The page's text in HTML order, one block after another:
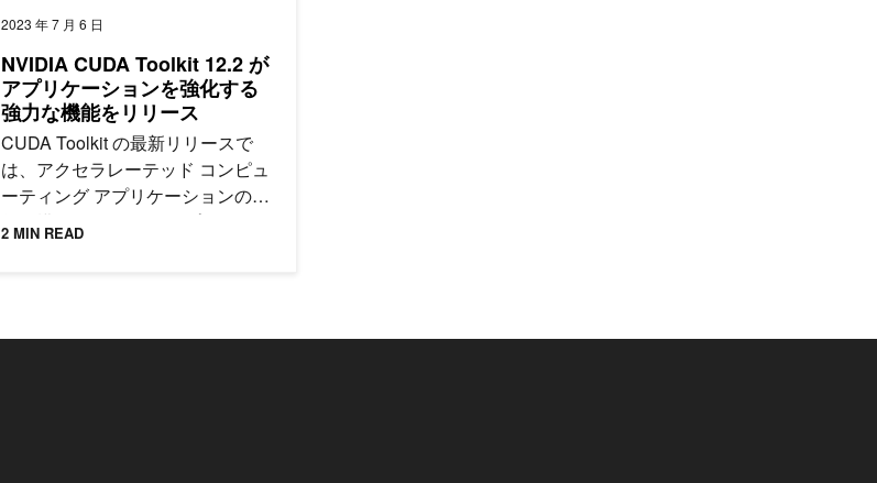
2023 年 7 月 6 日
NVIDIA CUDA Toolkit 12.2 が
アプリケーションを強化する
強力な機能をリリース
CUDA Toolkit の最新リリースで
は、アクセラレーテッド コンピュ
ーティング アプリケーションの基
盤を構築する CUDA アプリケーシ
2 MIN READ